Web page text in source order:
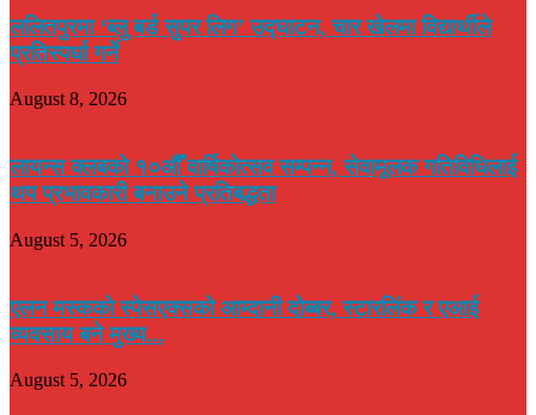
ललितपुरमा ‘ब्लु बर्ड सुपर लिग’ उद्घाटन, चार खेलमा विद्यार्थीले
प्रतिस्पर्धा गर्ने
August 8, 2026
लायन्स क्लबको १०औँ वार्षिकोत्सव सम्पन्न, सेवामूलक गतिविधिलाई
थप प्रभावकारी बनाउने प्रतिबद्धता
August 5, 2026
एलन मस्कको स्पेसएक्सको आम्दानी दोब्बर, स्टारलिंक र एआई
व्यवसाय बने मुख्य...
August 5, 2026